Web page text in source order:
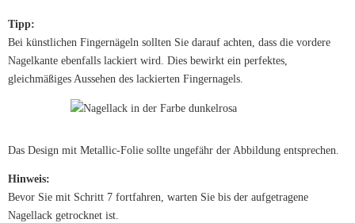
Tipp:
Bei künstlichen Fingernägeln sollten Sie darauf achten, dass die vordere
Nagelkante ebenfalls lackiert wird. Dies bewirkt ein perfektes,
gleichmäßiges Aussehen des lackierten Fingernagels.
Das Design mit Metallic-Folie sollte ungefähr der Abbildung entsprechen.
Hinweis:
Bevor Sie mit Schritt 7 fortfahren, warten Sie bis der aufgetragene
Nagellack getrocknet ist.